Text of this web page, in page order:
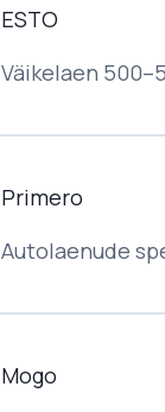
ESTO
Väikelaen
Primero
Autolaenude
Mogo